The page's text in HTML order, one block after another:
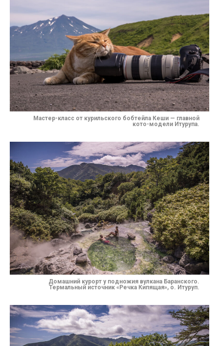
Мастер-класс от курильского бобтейла Кеши — главной
кото-модели Итурупа.
Домашний курорт у подножия вулкана Баранского.
Термальный источник «Речка Кипящая», о. Итуруп.